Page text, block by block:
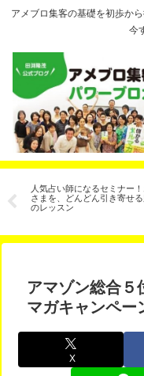
アメブロ集客の基礎を初歩か
今
人気占い師になるセミナー
さまを、どんどん引き寄せ
のレッスン
アマゾン総合５
マガキャンペー
X